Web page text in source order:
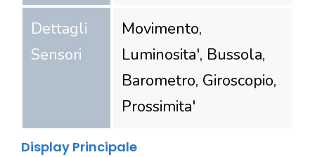
Dettagli
Sensori
Movimento,
Luminosita', Bussola,
Barometro, Giroscopio,
Prossimita'
Display Principale